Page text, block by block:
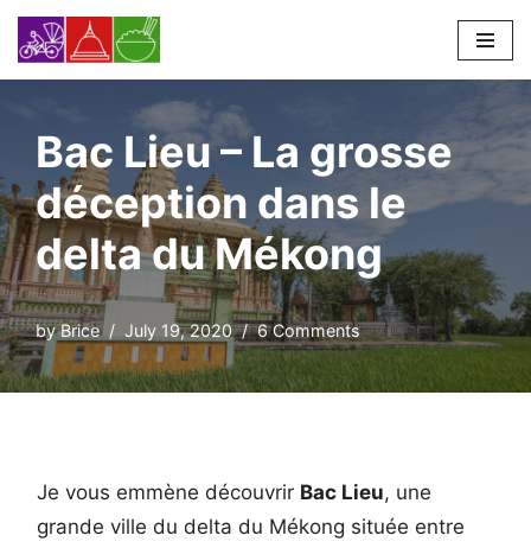
Skip
content
Bac Lieu – La grosse
déception dans le
delta du Mékong
byBrice July 19, 2020 6 Comments
Je vous emmène découvrir Bac Lieu, une
grande ville du delta du Mékong située entre